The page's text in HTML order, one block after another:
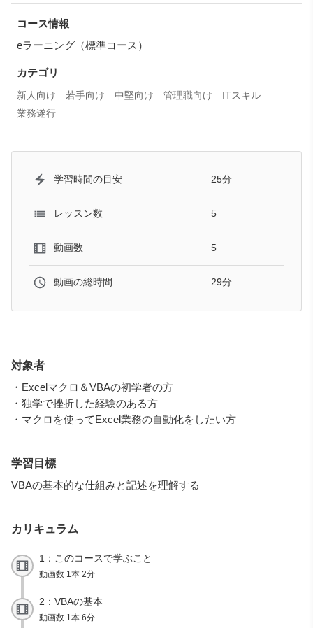
コース情報
eラーニング（標準コース）
カテゴリ
新人向け 若手向け 中堅向け 管理職向け
ITスキル
業務遂行
学習時間の目安 25分
レッスン数 5
動画数 5
動画の総時間 29分
対象者
・Excelマクロ＆VBAの初学者の方
・独学で挫折した経験のある方
・マクロを使ってExcel業務の自動化をしたい方
学習目標
VBAの基本的な仕組みと記述を理解する
カリキュラム
1：このコースで学ぶこと
動画数 1本 2分
2：VBAの基本
動画数 1本 6分